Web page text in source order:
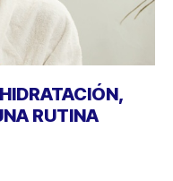
RUTINA